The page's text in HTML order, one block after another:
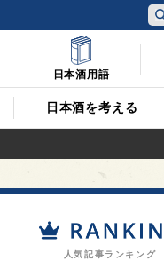
日本酒を考える
日本酒用語
人気記事ランキング